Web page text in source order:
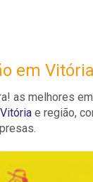
em Vitória
as melhores
e região,